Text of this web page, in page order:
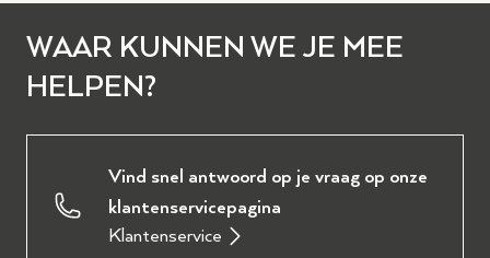
WAAR KUNNEN WE JE MEE
HELPEN?
Vind snel antwoord op je vraag op onze
klantenservicepagina
Klantenservice